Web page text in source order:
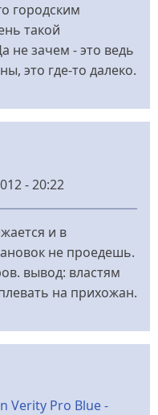
городским
такой
не зачем - это ведь
это где-то далеко.
- 20:22
и в
не проедешь.
вывод: властям
на прихожан.
Verity Pro Blue -